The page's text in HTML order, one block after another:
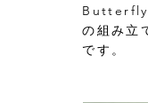
Butterfly
の組み立
です。